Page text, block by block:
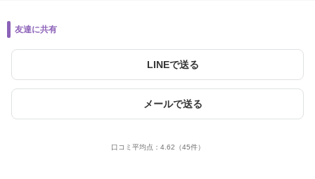
友達に共有
LINEで送る
メールで送る
口コミ平均点： 4.62 （45件）